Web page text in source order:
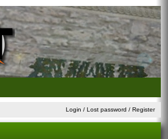
Login / Lost password / Register